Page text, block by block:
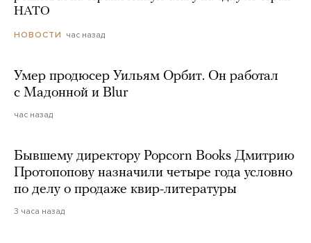
НАТО
НОВОСТИ час назад
Умер продюсер Уильям Орбит. Он работал
с Мадонной и Blur
час назад
Бывшему директору Popcorn Books Дмитрию
Протопопову назначили четыре года условно
по делу о продаже квир-литературы
3 часа назад